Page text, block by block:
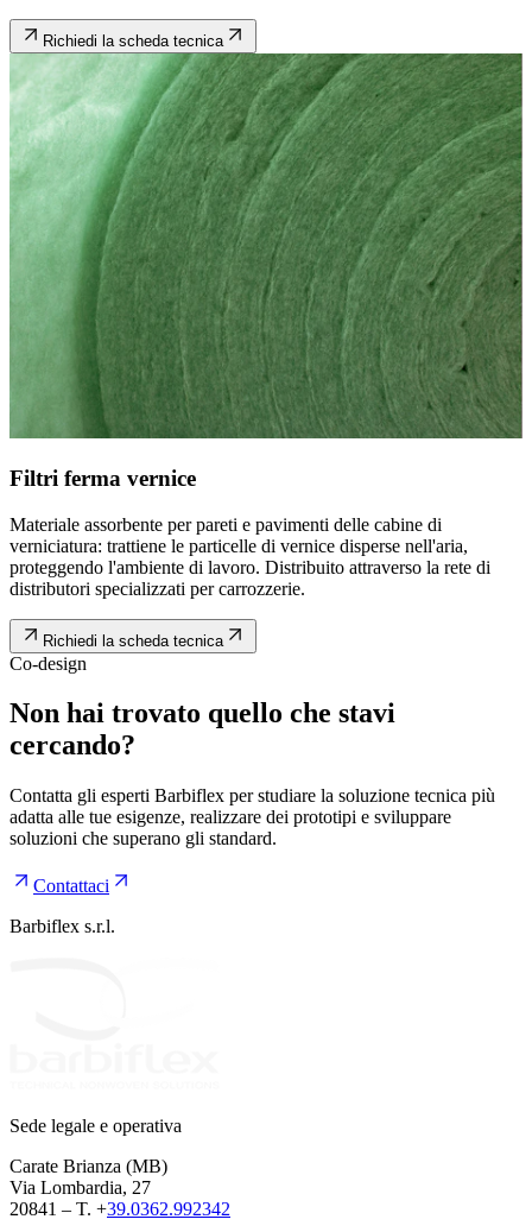
Richiedi la scheda tecnica
Filtri ferma vernice
Materiale assorbente per pareti e pavimenti delle cabine di
verniciatura: trattiene le particelle di vernice disperse nell'aria,
proteggendo l'ambiente di lavoro. Distribuito attraverso la rete di
distributori specializzati per carrozzerie.
Richiedi la scheda tecnica
Co-design
Non hai trovato quello che stavi
cercando?
Contatta gli esperti Barbiflex per studiare la soluzione tecnica più
adatta alle tue esigenze, realizzare dei prototipi e sviluppare
soluzioni che superano gli standard.
Contattaci
Barbiflex s.r.l.
Sede legale e operativa
Carate Brianza (MB)
Via Lombardia, 27
20841 – T. +39.0362.992342